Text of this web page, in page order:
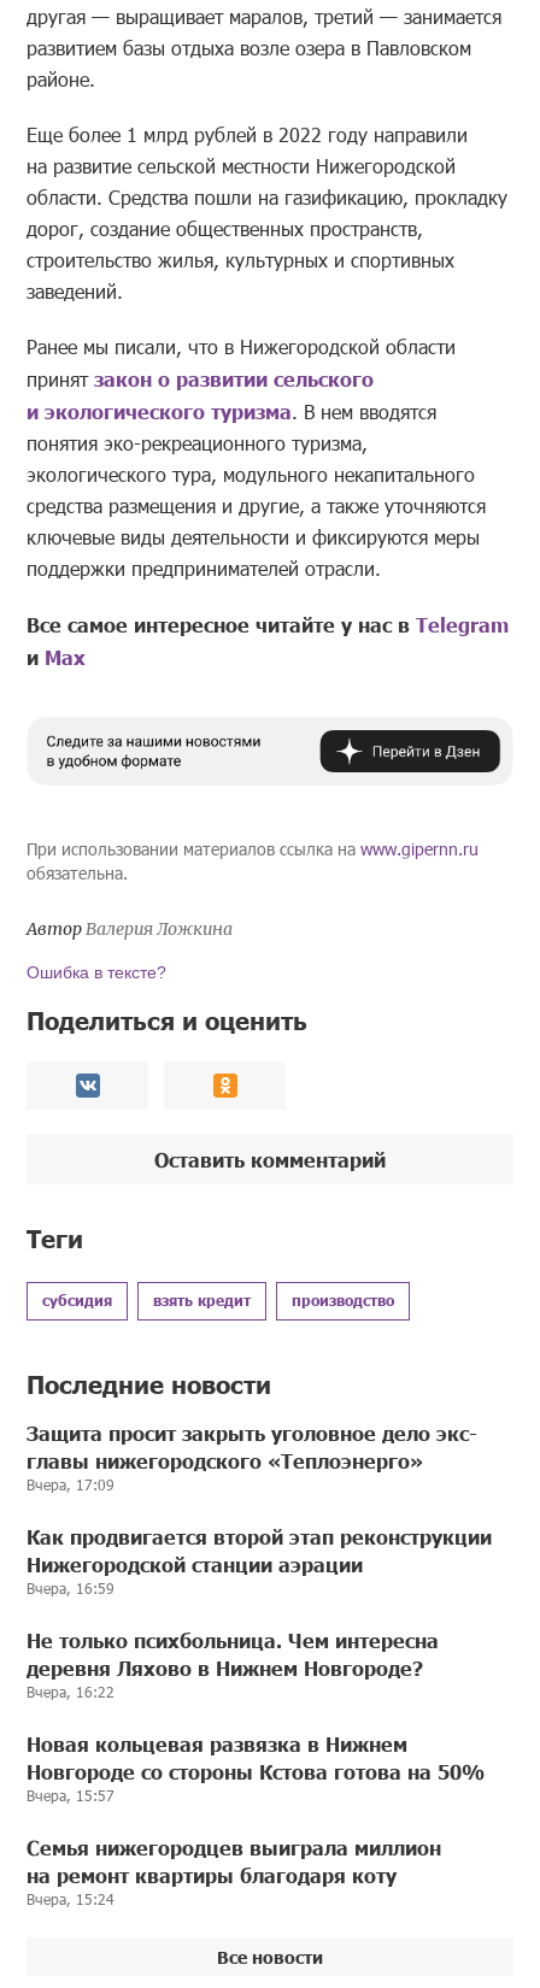
другая — выращивает маралов, третий — занимается
развитием базы отдыха возле озера в Павловском
районе.
Еще более 1 млрд рублей в 2022 году направили
на развитие сельской местности Нижегородской
области. Средства пошли на газификацию, прокладку
дорог, создание общественных пространств,
строительство жилья, культурных и спортивных
заведений.
Ранее мы писали, что в Нижегородской области
принятзакон о развитии сельского
и экологического туризма. В нем вводятся
понятия эко-рекреационного туризма,
экологического тура, модульного некапитального
средства размещения и другие, а также уточняются
ключевые виды деятельности и фиксируются меры
поддержки предпринимателей отрасли.
Все самое интересное читайте у нас вTelegram
и Mах
При использовании материалов ссылка наwww.gipernn.ru
обязательна.
АвторВалерия Ложкина
Ошибка в тексте?
Поделиться и оценить
Оставить комментарий
Теги
субсидия взять кредит производство
Последние новости
Защита просит закрыть уголовное дело экс-
главы нижегородского «Теплоэнерго»
Вчера, 17:09
Как продвигается второй этап реконструкции
Нижегородской станции аэрации
Вчера, 16:59
Не только психбольница. Чем интересна
деревня Ляхово в Нижнем Новгороде?
Вчера, 16:22
Новая кольцевая развязка в Нижнем
Новгороде со стороны Кстова готова на 50%
Вчера, 15:57
Семья нижегородцев выиграла миллион
на ремонт квартиры благодаря коту
Вчера, 15:24
Все новости